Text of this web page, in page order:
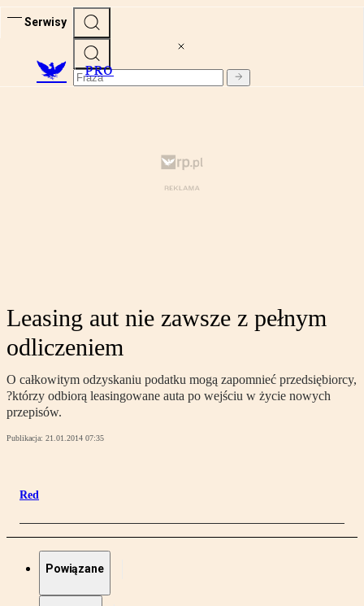
Serwisy
PRO
Leasing aut nie zawsze z pełnym
odliczeniem
O całkowitym odzyskaniu podatku mogą zapomnieć przedsiębiorcy,
?którzy odbiorą leasingowane auta po wejściu w życie nowych
przepisów.
Publikacja: 21.01.2014 07:35
Red
Powiązane